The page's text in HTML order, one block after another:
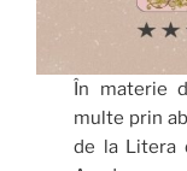
În materie
multe prin
de la Litera